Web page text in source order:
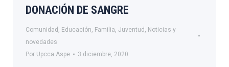
DONACIÓN DE SANGRE
Comunidad , Educación, Familia, Juventud , Noticias y
novedades
Por Upcca Aspe 3 diciembre, 2020